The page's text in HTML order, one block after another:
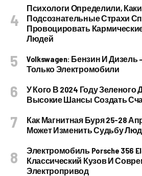
Психологи Определили,
Подсознательные Страхи
Провоцировать
Людей
Volkswagen: Бензин И Дизель
Только Электромобили
У Кого В 2024 Году
Высокие Шансы Создать
Как Магнитная Буря 25-28
Может Изменить Судьбу
Электромобиль Porsche 356
Классический Кузов И
Электропривод